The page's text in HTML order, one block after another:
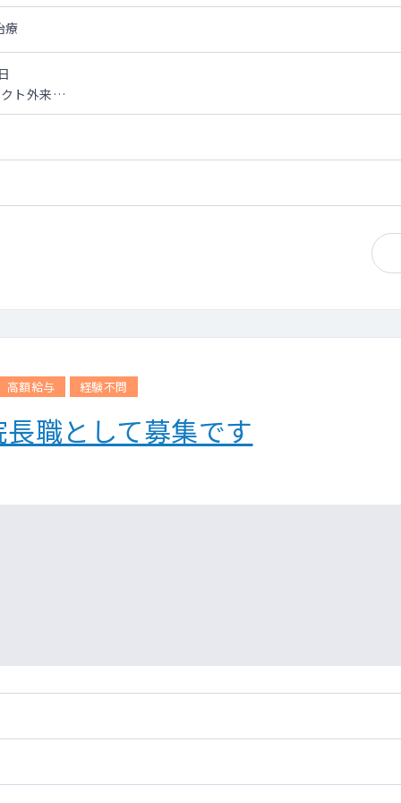
療
ト外来
多焦点眼内レンズ含む）／緑内障手術（インプラント含む）／斜
コン挿入術／霰粒腫手術／角膜移植手術／硝子体手術／硝子体内
1室(顕微鏡2台)
ンステレーション、IOLマスター、OCT（カールツァイス）、
高額給与 経験不問
として募集です